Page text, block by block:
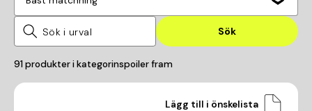
Sök
91produkter i kategorinspoiler fram
Lägg till i önskelista